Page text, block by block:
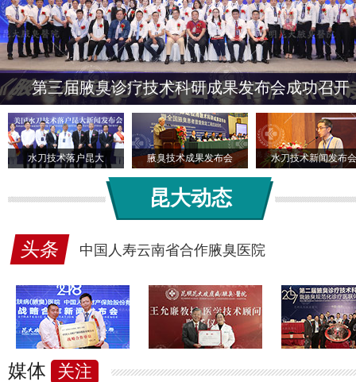
第三届腋臭诊疗技术科研成果发布会成功召开
水刀技术落户昆大 腋臭技术成果发布会 水刀技术新闻发布会
昆大动态
头条 中国人寿云南省合作腋臭医院
媒体 关注